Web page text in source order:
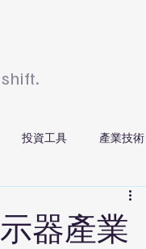
投資工具 產業技術
器產業